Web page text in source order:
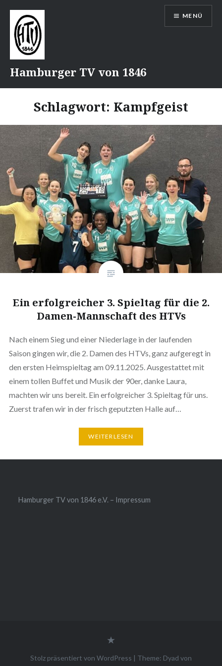
Inhalt
Hamburger TV von 1846
MENÜ
Schlagwort: Kampfgeist
Ein erfolgreicher 3. Spieltag für die 2.
Damen-Mannschaft des HTVs
Nach einem Sieg und einer Niederlage in der laufenden
Saison gingen wir, die 2. Damen des HTVs, ganz aufgeregt in
den ersten Heimspieltag am 09.11.2025. Ausgestattet mit
einem tollen Buffet und Musik der 90er, danke Laura,
machten wir uns bereit. Ein erfolgreicher 3. Spieltag für uns.
Zuerst trafen wir in der frisch geputzten Halle auf…
WEITERLESEN
Hamburger TV von 1846 e.V. – Impressum
Stolz präsentiert von WordPress | Theme: Dyad von